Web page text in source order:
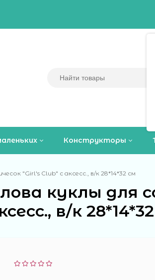
Конструкторы
"Girl's Club" с аксесс., в/к 28*14*32 см
куклы для
в/к